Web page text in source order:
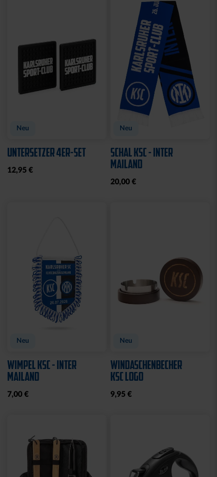
Neu
UNTERSETZER 4ER-SET
12,95 €
Neu
SCHAL KSC - INTER
MAILAND
20,00 €
Neu
WIMPEL KSC - INTER
MAILAND
7,00 €
Neu
WINDASCHENBECHER
KSC LOGO
9,95 €